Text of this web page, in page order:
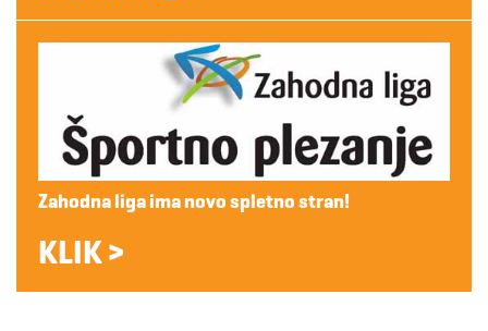
Zahodna liga ima novo spletno stran!
KLIK >